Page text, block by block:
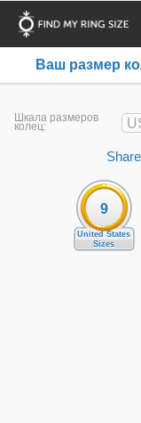
Ваш размер
Шкала размеров
колец:
9
United States
Sizes